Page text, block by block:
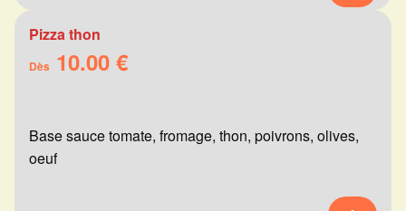
Pizza thon
Dès 10.00 €
Base sauce tomate, fromage, thon, poivrons, olives,
oeuf